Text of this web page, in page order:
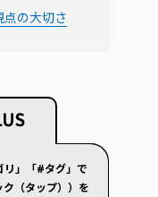
点の大切さ
リ」「#タグ」で
（タップ））を